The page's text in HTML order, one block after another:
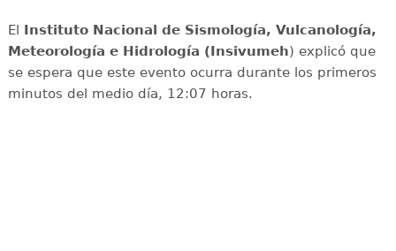
El Instituto Nacional de Sismología, Vulcanología,
Meteorología e Hidrología (Insivumeh) explicó que
se espera que este evento ocurra durante los primeros
minutos del medio día, 12:07 horas.